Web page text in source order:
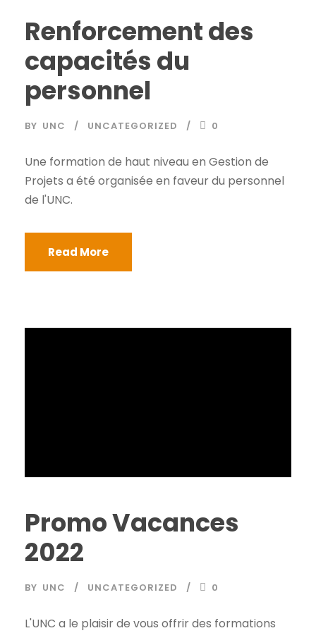
Renforcement des
capacités du
personnel
BY UNC UNCATEGORIZED 0
Une formation de haut niveau en Gestion de
Projets a été organisée en faveur du personnel
de l'UNC.
Read More
Promo Vacances
2022
BY UNC UNCATEGORIZED 0
L'UNC a le plaisir de vous offrir des formations